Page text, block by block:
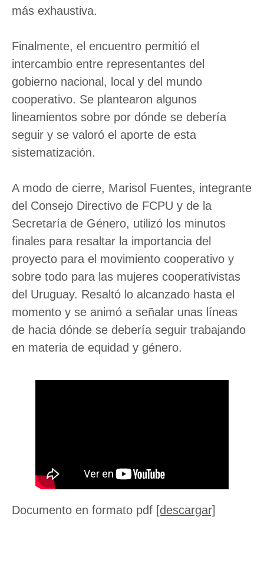
más exhaustiva.
Finalmente, el encuentro permitió el
intercambio entre representantes del
gobierno nacional, local y del mundo
cooperativo. Se plantearon algunos
lineamientos sobre por dónde se debería
seguir y se valoró el aporte de esta
sistematización.
A modo de cierre, Marisol Fuentes, integrante
del Consejo Directivo de FCPU y de la
Secretaría de Género, utilizó los minutos
finales para resaltar la importancia del
proyecto para el movimiento cooperativo y
sobre todo para las mujeres cooperativistas
del Uruguay. Resaltó lo alcanzado hasta el
momento y se animó a señalar unas líneas
de hacia dónde se debería seguir trabajando
en materia de equidad y género.
Documento en formato pdf [descargar]